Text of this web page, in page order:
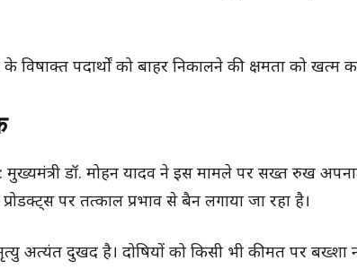
पदार्थों को बाहर निकालने की क्षमता को
डॉ. मोहन यादव ने इस मामले पर सख्त रुख
पर तत्काल प्रभाव से बैन लगाया जा रहा है।
अत्यंत दुखद है। दोषियों को किसी भी कीमत पर बख्शा